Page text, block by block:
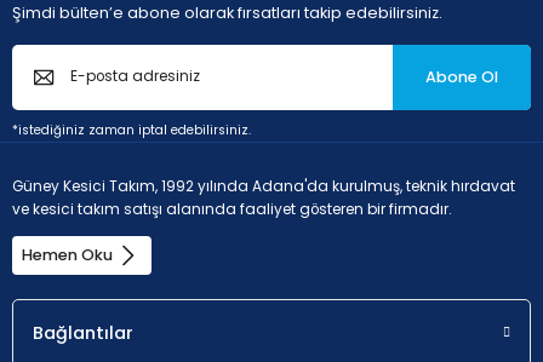
P - Çelik ve dökme çelikler (Alaşım oranı < 10% ve sertlik <
Uygunluk
İlk seçim.
Şimdi bülten’e abone olarak fırsatları takip edebilirsiniz.
Abone Ol
*istediğiniz zaman iptal edebilirsiniz.
Güney Kesici Takım, 1992 yılında Adana'da kurulmuş, teknik hırdavat
ve kesici takım satışı alanında faaliyet gösteren bir firmadır.
Hemen Oku
Bağlantılar